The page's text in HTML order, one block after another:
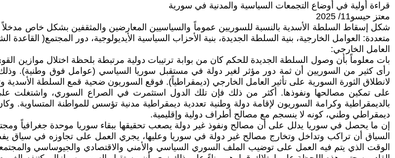
قراءة أولية في أوضاع التجمعات السياسية والمدنية في سورية
معتز حيسو11/ 2025
شكل إسقاط السلطة الأسدية بالنسبة للسوريين عموماً والسياسيين المعارضين والمثقفين بشكل خاص
متعددة: العوامل الخارجية، بنية السلطة الجديدة، بنية الأحزاب السياسية الأيديولوجية، دور المجتمع( القاعدة
العامل الخارجي:
بات معلوماً بأن وصول السلطة الجديدة للحكم كان من بوابة ترتيبات دولية مرتبطة بلحظة اختلال موازين
رأى كثير من السوريين أن ثمة دور مؤثر لغير دولة في مستقبل سوريا السياسي (عوامل فوق وطنية).
لانطلاق الثورة السورية على تأثير العامل الخارجي (ديمقراطياً). فوقع السوريون ضحية قمع السلطة
على تمكين مصالحها ونفوذها. أكثر من ذلك فإن تلك الدول استثمرت في الصراع السوري، واشتغلت على
بالديمقراطية وكرامة السوريون لإقامة دولة وطنية تعددية ديمقراطية مدنية تؤسس للمواطنة
ديمقراطي وطني، كونه لا ينسجم مع مصالح أطراف دولية وإقليمية.
إن ما يحصل في سوريا يدلل على أن مصالح ونفوذ غير دولة يصعب تحقيقها ببقاء سوريا موحدة جغرافياً
السياق أن تراكب وتداخل وتخارج مصالح غير دولة في سوريا وعليها، يجري العمل على تجاوزه في سياق
الوقت الذي يتم فيه العمل على توضيب الملف السوري السياسي والأمني والاقتصادي والجيوساسي